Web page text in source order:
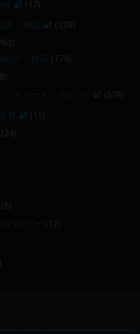
🔐 (17)
・ 検証 🔐 (328)
介・検証 (179)
チャート・チェック🔐 (578)
有 🔐 (15)
(24)
(8)
バイザー (12)